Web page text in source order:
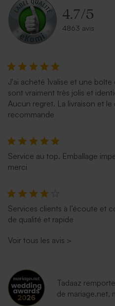
4.7/5
4863 avis
J'ai acheté 1valise et une
sont vraiment très jolis et
Aucun regret. La livraison et
recommande
Service au top. Emballage
merci
Services clients à l’écoute et
de qualité et rapide
Voir tous les avis >
Tadaaz
de mariage.net,